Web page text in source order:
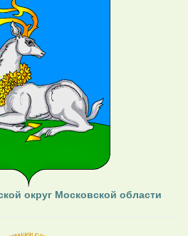
округ Московской области